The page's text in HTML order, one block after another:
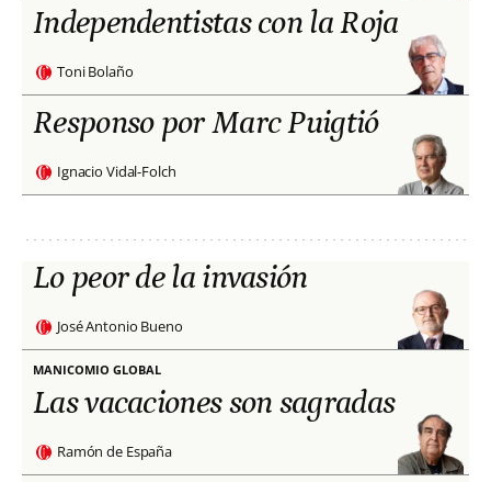
Independentistas con la Roja
Toni Bolaño
Responso por Marc Puigtió
Ignacio Vidal-Folch
Lo peor de la invasión
José Antonio Bueno
MANICOMIO GLOBAL
Las vacaciones son sagradas
Ramón de España